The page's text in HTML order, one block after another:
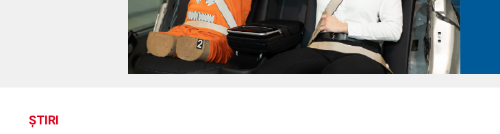
ȘTIRI